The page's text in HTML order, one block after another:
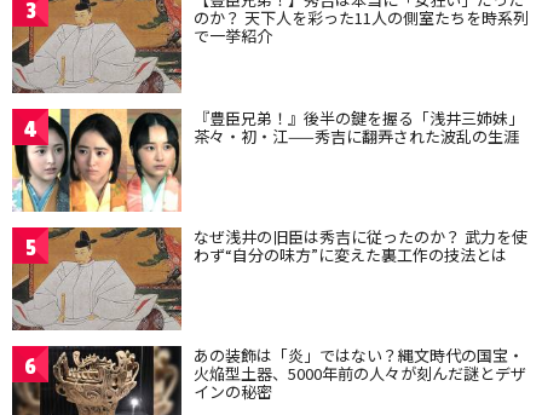
3 のか？ 天下人を彩った11人の側室たちを時系列
で一挙紹介
4 『豊臣兄弟！』後半の鍵を握る「浅井三姉妹」
茶々・初・江——秀吉に翻弄された波乱の生涯
5 なぜ浅井の旧臣は秀吉に従ったのか？ 武力を使
わず“自分の味方”に変えた裏工作の技法とは
6 あの装飾は「炎」ではない？縄文時代の国宝・
火焔型土器、5000年前の人々が刻んだ謎とデザ
インの秘密